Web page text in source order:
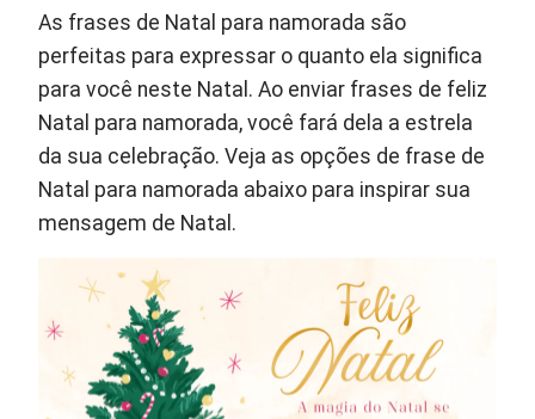
As frases de Natal para namorada são
perfeitas para expressar o quanto ela significa
para você neste Natal. Ao enviar frases de feliz
Natal para namorada, você fará dela a estrela
da sua celebração. Veja as opções de frase de
Natal para namorada abaixo para inspirar sua
mensagem de Natal.